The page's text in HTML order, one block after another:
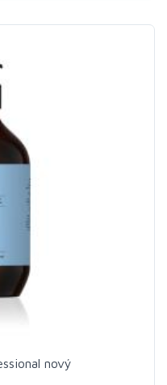
nový